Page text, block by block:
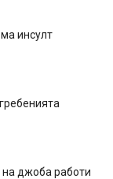
инсулт
джоба работи